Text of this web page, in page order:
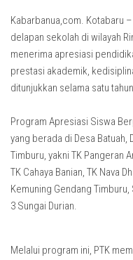
Kabarbanua,com. Kotabaru
delapan sekolah di wilayah
menerima apresiasi
prestasi akademik,
ditunjukkan selama satu
Program Apresiasi Siswa
yang berada di Desa Batuah,
Timburu, yakni TK Pangeran
TK Cahaya Banian, TK Nava
Kemuning Gendang
3 Sungai Durian.
Melalui program ini, PTK